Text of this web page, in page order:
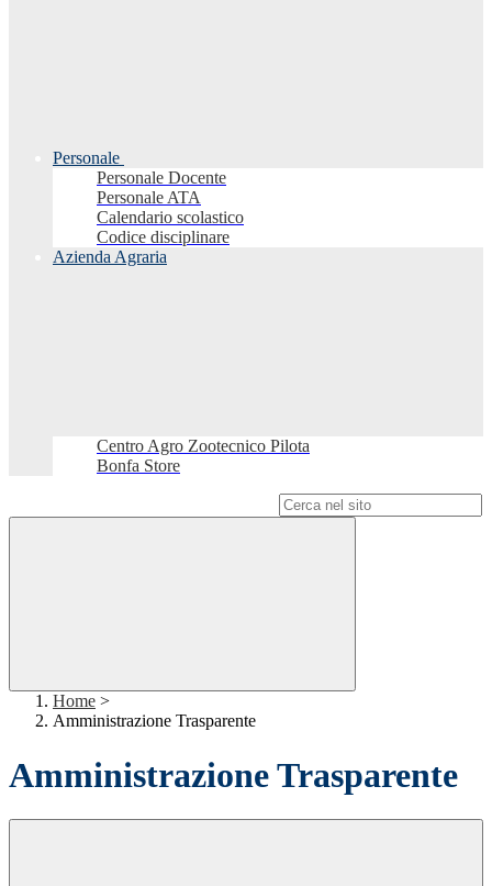
Personale
Personale Docente
Personale ATA
Calendario scolastico
Codice disciplinare
Azienda Agraria
Centro Agro Zootecnico Pilota
Bonfa Store
Home >
Amministrazione Trasparente
Amministrazione Trasparente